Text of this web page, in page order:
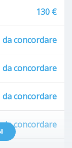
130 €
da concordare
da concordare
da concordare
da concordare